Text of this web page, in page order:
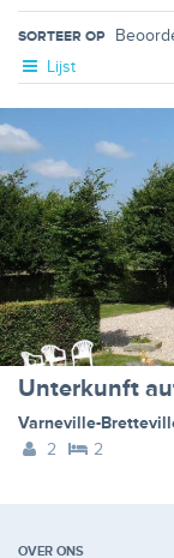
SORTEER OP
Lijst
Varneville-
2
2
OVER ONS